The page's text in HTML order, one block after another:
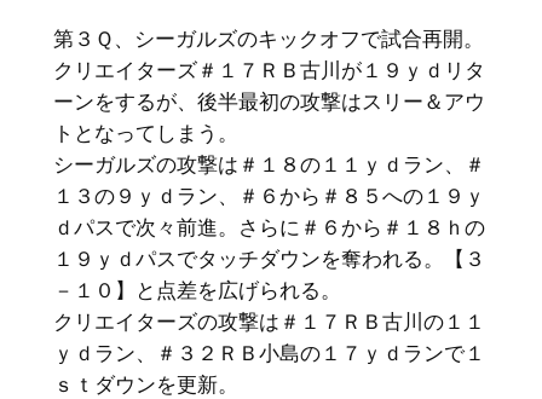
第３Ｑ、シーガルズのキックオフで試合再開。
クリエイターズ＃１７ＲＢ古川が１９ｙｄリタ
ーンをするが、後半最初の攻撃はスリー＆アウ
トとなってしまう。
シーガルズの攻撃は＃１８の１１ｙｄラン、＃
１３の９ｙｄラン、＃６から＃８５への１９ｙ
ｄパスで次々前進。さらに＃６から＃１８ｈの
１９ｙｄパスでタッチダウンを奪われる。【３
－１０】と点差を広げられる。
クリエイターズの攻撃は＃１７ＲＢ古川の１１
ｙｄラン、＃３２ＲＢ小島の１７ｙｄランで１
ｓｔダウンを更新。